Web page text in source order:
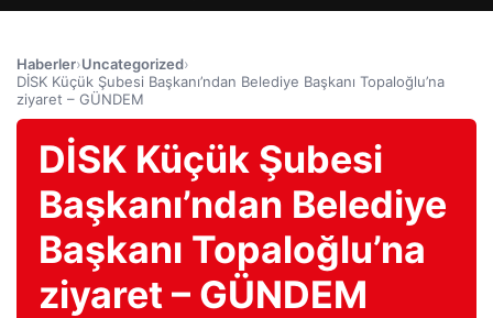
Haberler›Uncategorized›
DİSK Küçük Şubesi Başkanı’ndan Belediye Başkanı Topaloğlu’na
ziyaret – GÜNDEM
DİSK Küçük Şubesi
Başkanı’ndan Belediye
Başkanı Topaloğlu’na
ziyaret – GÜNDEM